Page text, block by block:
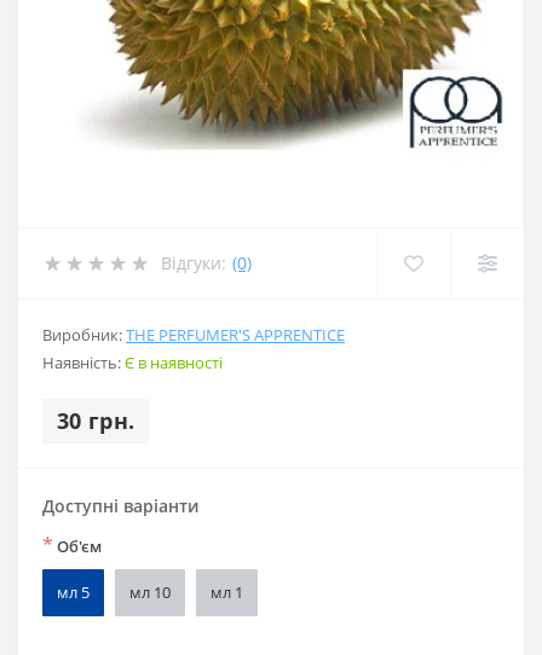
Відгуки: (0)
Виробник:THE PERFUMER'S APPRENTICE
Наявність:Є в наявності
30 грн.
Доступні варіанти
* Об'єм
мл 5 мл 10 мл 1